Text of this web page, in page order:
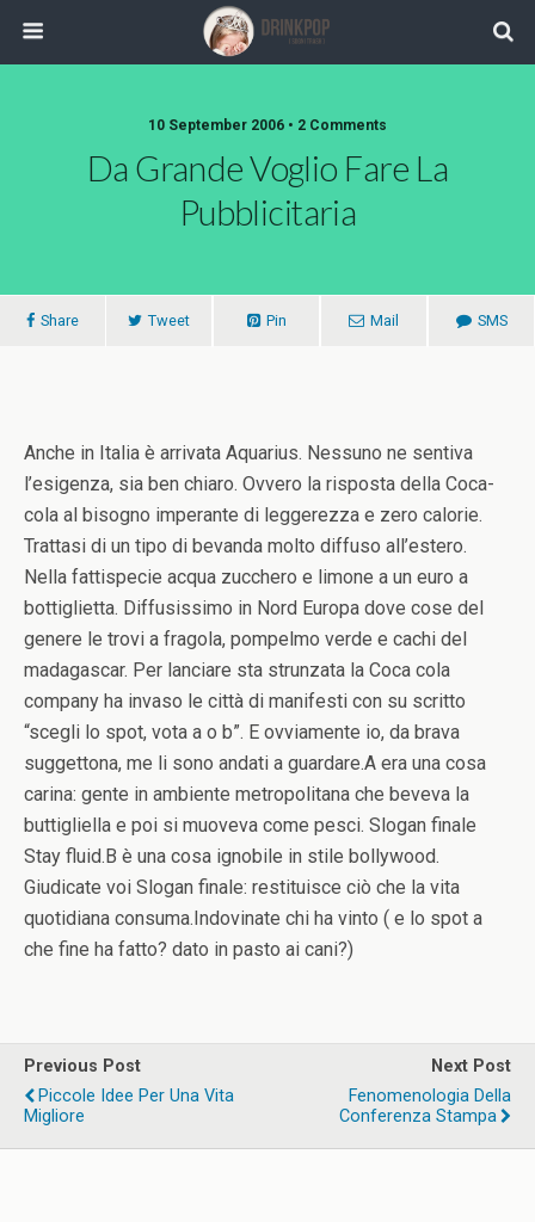
10 September 2006 • 2 Comments
Da Grande Voglio Fare La
Pubblicitaria
Share Tweet Pin Mail SMS
Anche in Italia è arrivata Aquarius. Nessuno ne sentiva
l’esigenza, sia ben chiaro. Ovvero la risposta della Coca-
cola al bisogno imperante di leggerezza e zero calorie.
Trattasi di un tipo di bevanda molto diffuso all’estero.
Nella fattispecie acqua zucchero e limone a un euro a
bottiglietta. Diffusissimo in Nord Europa dove cose del
genere le trovi a fragola, pompelmo verde e cachi del
madagascar. Per lanciare sta strunzata la Coca cola
company ha invaso le città di manifesti con su scritto
“scegli lo spot, vota a o b”. E ovviamente io, da brava
suggettona, me li sono andati a guardare.A era una cosa
carina: gente in ambiente metropolitana che beveva la
buttigliella e poi si muoveva come pesci. Slogan finale
Stay fluid.B è una cosa ignobile in stile bollywood.
Giudicate voi Slogan finale: restituisce ciò che la vita
quotidiana consuma.Indovinate chi ha vinto ( e lo spot a
che fine ha fatto? dato in pasto ai cani?)
Previous Post
Piccole Idee Per Una Vita
Migliore
Next Post
Fenomenologia Della
Conferenza Stampa